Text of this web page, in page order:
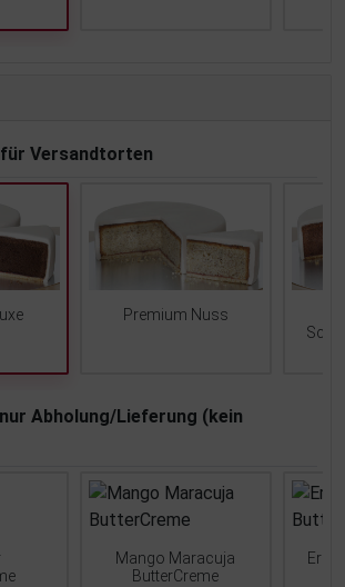
für Versandtorten
Premium Nuss
Abholung/Lieferung (kein
Mango Maracuja
ButterCreme